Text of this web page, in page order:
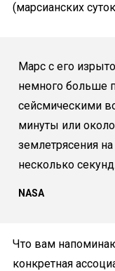
(марсианских
Марс с его
немного больше
сейсмическими
минуты или
землетрясения
несколько секунд.
NASA
Что вам
конкретная